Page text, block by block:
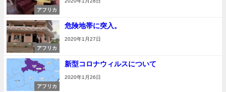
アフリカ
アフリカ
危険地帯に突入。
2020年1月27日
アフリカ
新型コロナウィルスについて
2020年1月26日